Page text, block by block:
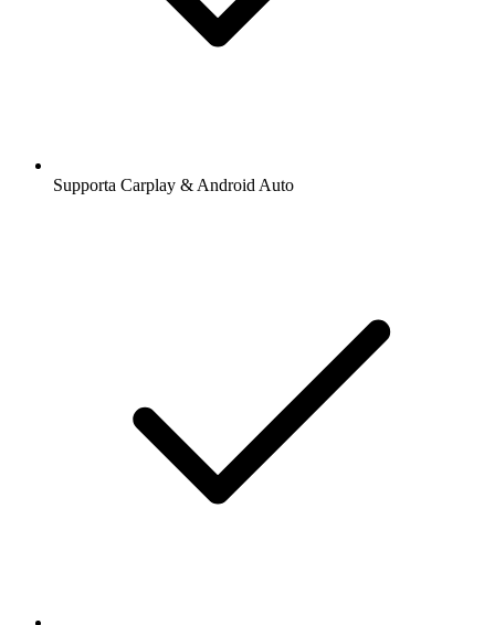
Supporta Carplay & Android Auto